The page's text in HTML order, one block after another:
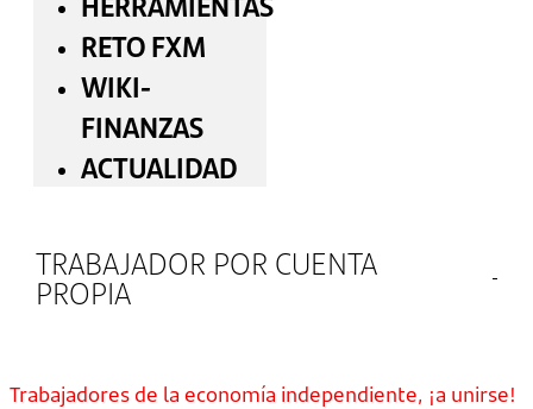
RETO FXM
WIKI-
FINANZAS
ACTUALIDAD
TRABAJADOR POR CUENTA
PROPIA
Trabajadores de la economía independiente, ¡a unirse!